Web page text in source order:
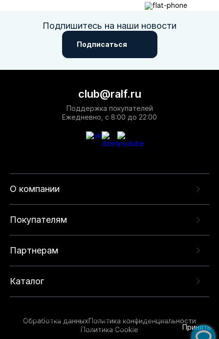
Подпишитесь на наши новости
Подписаться
О компании
Покупателям
Партнерам
Каталог
club@ralf.ru
Поддержка покупателей
Ежедневно, с 8:00 до 22:00
Обработка данныхПолитика конфиденциальности
Политика Cookie
опыта на нашем сайте. Продолжая использовать
данный сайт, вы соглашаетесь с использованием
Принять